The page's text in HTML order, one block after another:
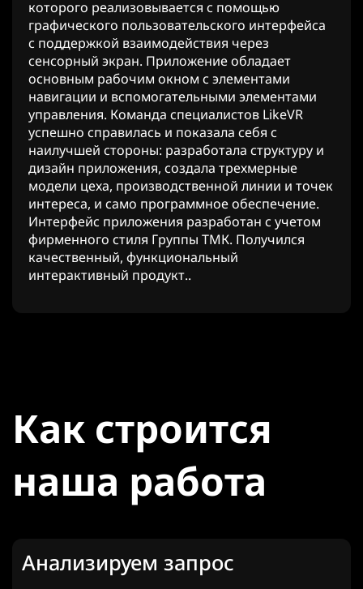
которого реализовывается с помощью
графического пользовательского интерфейса
с поддержкой взаимодействия через
сенсорный экран. Приложение обладает
основным рабочим окном с элементами
навигации и вспомогательными элементами
управления. Команда специалистов LikeVR
успешно справилась и показала себя с
наилучшей стороны: разработала структуру и
дизайн приложения, создала трехмерные
модели цеха, производственной линии и точек
интереса, и само программное обеспечение.
Интерфейс приложения разработан с учетом
фирменного стиля Группы ТМК. Получился
качественный, функциональный
интерактивный продукт..
Как строится
наша работа
Анализируем запрос